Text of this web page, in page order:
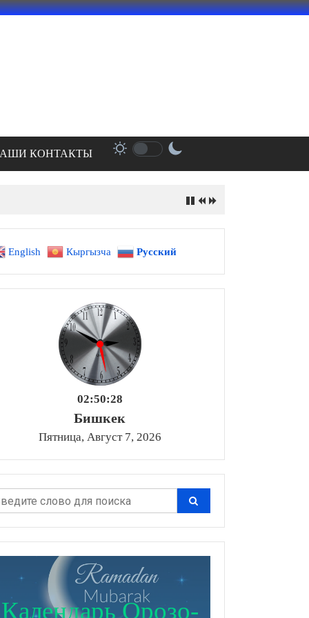
КОНТАКТЫ
English Кыргызча Русский
02:50:29
Бишкек
Пятница, Август 7, 2026
Календарь Орозо-